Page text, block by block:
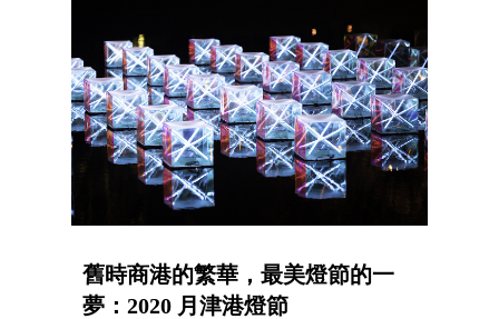
舊時商港的繁華，最美燈節的一
夢：2020 月津港燈節